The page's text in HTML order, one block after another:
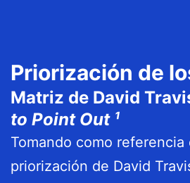
Priorización de
Matriz de David
to Point Out ¹
Tomando como
priorización de David